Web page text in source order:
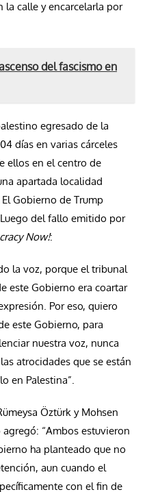
la calle y encarcelarla por
del fascismo en
egresado de la
días en varias cárceles
ellos en el centro de
apartada localidad
Gobierno de Trump
del fallo emitido por
Now!:
la voz, porque el tribunal
este Gobierno era coartar
Por eso, quiero
este Gobierno, para
nuestra voz, nunca
atrocidades que se están
en Palestina”.
Öztürk y Mohsen
“Ambos estuvieron
ha planteado que no
aun cuando el
con el fin de